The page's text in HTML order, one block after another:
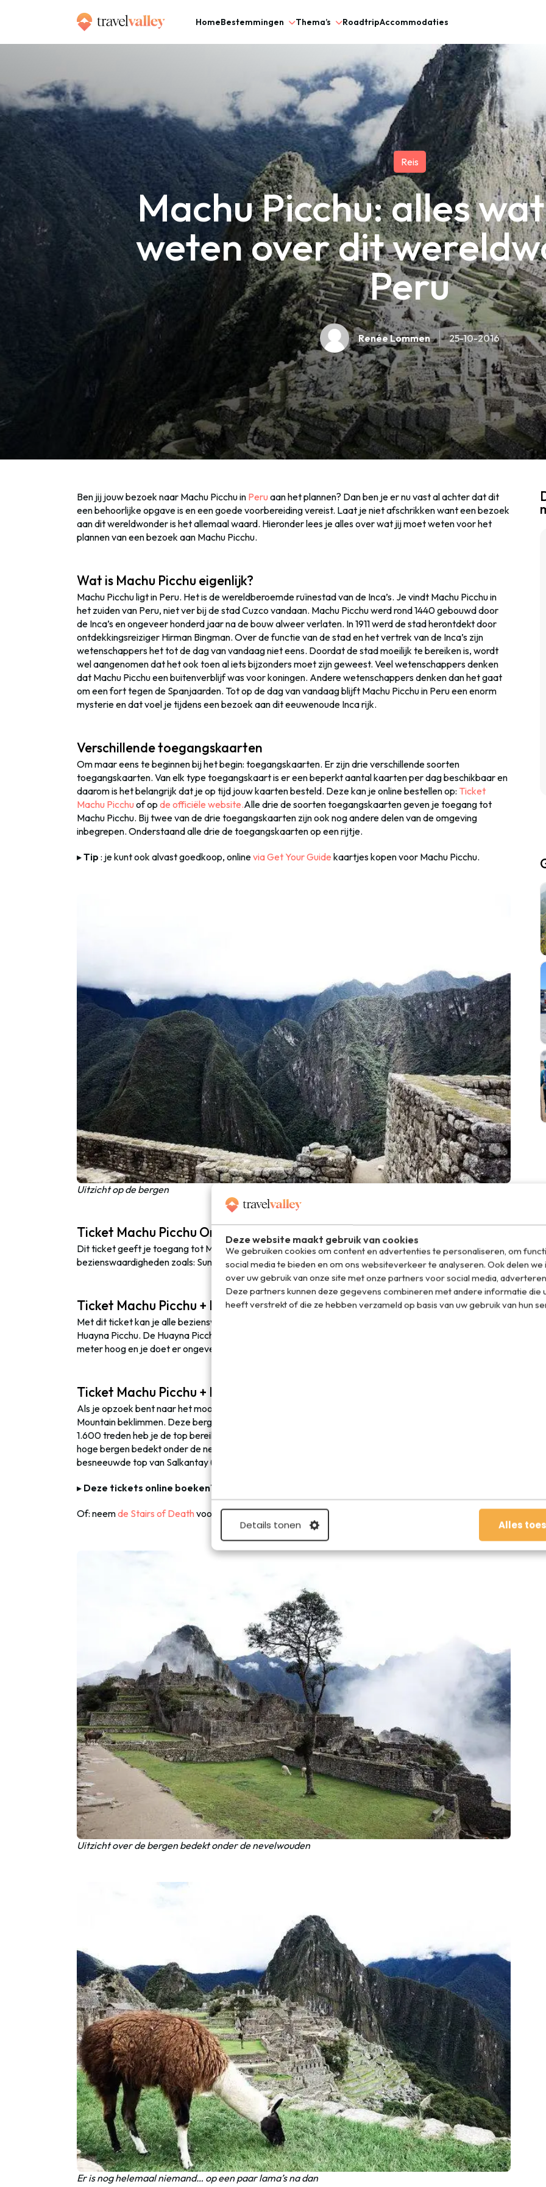
Deze website maakt gebruik van cookies
We gebruiken cookies om content en advertenties te personaliseren, om
social media te bieden en om ons websiteverkeer te analyseren. Ook delen
over uw gebruik van onze site met onze partners voor social media,
Deze partners kunnen deze gegevens combineren met andere informatie die
heeft verstrekt of die ze hebben verzameld op basis van uw gebruik van hun
Details tonen Alles
HomeBestemmingen Thema’s RoadtripAccommodaties
Reis
Machu Picchu: alles
weten over dit
Peru
Renée Lommen 25-10-2016
Ben jij jouw bezoek naar Machu Picchu in Peru aan het plannen? Dan ben je er nu vast al achter dat dit
een behoorlijke opgave is en een goede voorbereiding vereist. Laat je niet afschrikken want een bezoek
aan dit wereldwonder is het allemaal waard. Hieronder lees je alles over wat jij moet weten voor het
plannen van een bezoek aan Machu Picchu.
Wat is Machu Picchu eigenlijk?
Machu Picchu ligt in Peru. Het is de wereldberoemde ruïnestad van de Inca’s. Je vindt Machu Picchu in
het zuiden van Peru, niet ver bij de stad Cuzco vandaan. Machu Picchu werd rond 1440 gebouwd door
de Inca’s en ongeveer honderd jaar na de bouw alweer verlaten. In 1911 werd de stad herontdekt door
ontdekkingsreiziger Hirman Bingman. Over de functie van de stad en het vertrek van de Inca’s zijn
wetenschappers het tot de dag van vandaag niet eens. Doordat de stad moeilijk te bereiken is, wordt
wel aangenomen dat het ook toen al iets bijzonders moet zijn geweest. Veel wetenschappers denken
dat Machu Picchu een buitenverblijf was voor koningen. Andere wetenschappers denken dan het gaat
om een fort tegen de Spanjaarden. Tot op de dag van vandaag blijft Machu Picchu in Peru een enorm
mysterie en dat voel je tijdens een bezoek aan dit eeuwenoude Inca rijk.
Verschillende toegangskaarten
Om maar eens te beginnen bij het begin: toegangskaarten. Er zijn drie verschillende soorten
toegangskaarten. Van elk type toegangskaart is er een beperkt aantal kaarten per dag beschikbaar en
daarom is het belangrijk dat je op tijd jouw kaarten besteld. Deze kan je online bestellen op: Ticket
Machu Picchu of op de officiële website.Alle drie de soorten toegangskaarten geven je toegang tot
Machu Picchu. Bij twee van de drie toegangskaarten zijn ook nog andere delen van de omgeving
inbegrepen. Onderstaand alle drie de toegangskaarten op een rijtje.
▸Tip : je kunt ook alvast goedkoop, onlinevia Get Your Guide kaartjes kopen voor Machu Picchu.
Uitzicht op de bergen
Ticket Machu Picchu Only
Dit ticket geeft je toegang tot Machu Picchu in Peru en de verschillende bijbehorende
bezienswaardigheden zoals: Sun Temple, Temple of the Condor, Main Plaza en de Agricultural Zone.
Ticket Machu Picchu + Huayna Picchu
Met dit ticket kan je alle bezienswaardigheden van het Machu Picchu Only ticket bezoeken plus de
Huayna Picchu. De Huayna Picchu is de bekende berg tegenover Machu Picchu. Deze berg ligt op 2.693
meter hoog en je doet er ongeveer twee uur over om de top te bereiken.
Ticket Machu Picchu + Mountain
Als je opzoek bent naar het mooiste uitzicht over Machu Picchu moet je volgens vele de Machu Picchu
Mountain beklimmen. Deze berg ligt tegenover Huayna Picchu en is 3.082 meter hoog. Na ongeveer
1.600 treden heb je de top bereikt en wacht een adembenemend uitzicht op je. Met aan de ene kant
hoge bergen bedekt onder de nevelwouden en aan de andere kant de Cordillera Vilcabamba en de
besneeuwde top van Salkantay (6.271 meter).
▸ Deze tickets online boeken?
Of: neemde Stairs of Death voor uitzicht op Machu Picchu.
Uitzicht over de bergen bedekt onder de nevelwouden
Er is nog helemaal niemand… op een paar lama’s na dan